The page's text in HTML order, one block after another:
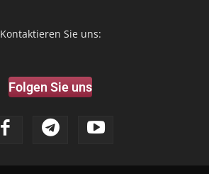
Kontaktieren Sie uns:
Folgen Sie uns